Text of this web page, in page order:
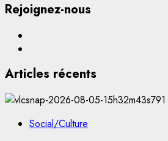
Rejoignez-nous
Articles récents
Social/Culture